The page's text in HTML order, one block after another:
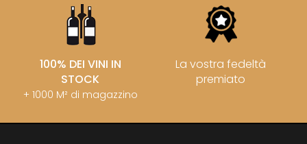
100% DEI VINI IN
STOCK
+ 1000 M² di magazzino
La vostra fedeltà
premiato